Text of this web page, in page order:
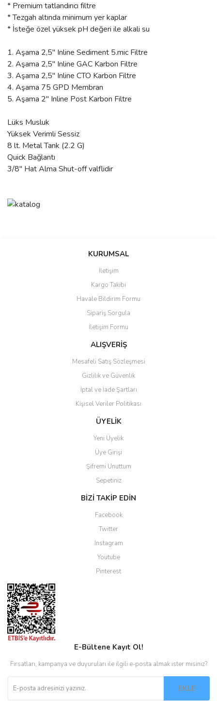
* Premium tatlandırıcı filtre
* Tezgah altında minimum yer kaplar
* İsteğe özel yüksek pH değeri ile alkali su
1. Aşama 2,5" Inline Sediment 5.mic Filtre
2. Aşama 2,5" Inline GAC Karbon Filtre
3. Aşama 2,5" Inline CTO Karbon Filtre
4. Aşama 75 GPD Membran
5. Aşama 2" Inline Post Karbon Filtre
Lüks Musluk
Yüksek Verimli Sessiz
8 lt. Metal Tank (2.2 G)
Quick Bağlantı
3/8" Hat Alma Shut-off valflidir
Bu ürüne ilk yorumu siz yapın!
Ürün hakkında henüz soru sorulmamış.
Ürün resmi kalitesiz, bozuk veya görüntülenemiyor.
Ürün açıklamasında eksik bilgiler bulunuyor.
Ürün bilgilerinde hatalar bulunuyor.
Ürün fiyatı diğer sitelerden daha pahalı.
Bu ürüne benzer farklı alternatifler olmalı.
Gönder
KURUMSAL
İletişim
Kargo Takibi
Havale Bildirim Formu
Sipariş Sorgula
İletişim Formu
ALIŞVERİŞ
Mesafeli Satış Sözleşmesi
Gizlilik ve Güvenlik
İptal ve İade Şartları
Kişisel Veriler Politikası
ÜYELİK
Yeni Üyelik
Üye Girişi
Şifremi Unuttum
Sepetiniz
BİZİ TAKİP EDİN
Facebook
Twitter
Instagram
Youtube
Pinterest
E-Bültene Kayıt Ol!
Fırsatları, kampanya ve duyuruları ile ilgili e-posta almak ister misiniz?
EKLE